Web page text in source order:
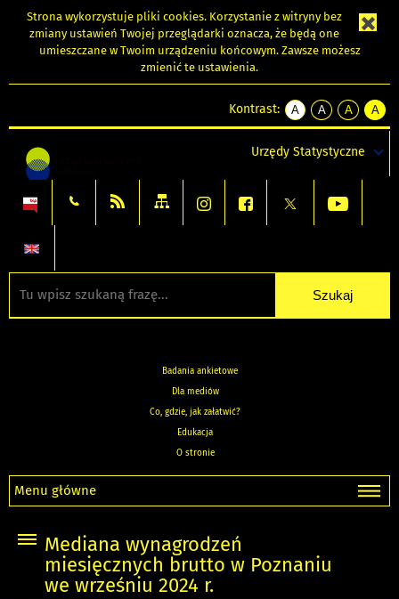
Strona wykorzystuje pliki cookies. Korzystanie z witryny bez
zmiany ustawień Twojej przeglądarki oznacza, że będą one
umieszczane w Twoim urządzeniu końcowym. Zawsze możesz
zmienić te ustawienia.
Kontrast:
A
kontrast
A
kontrast
tekst
czarnym
A
kontrast
tekst
czarnym
A
tekst
żółtym
Urzędy Statystyczne
Badania ankietowe
Dla mediów
Co, gdzie, jak załatwić?
Edukacja
O stronie
Menu główne
Mediana wynagrodzeń
miesięcznych brutto w Poznaniu
we wrześniu 2024 r.